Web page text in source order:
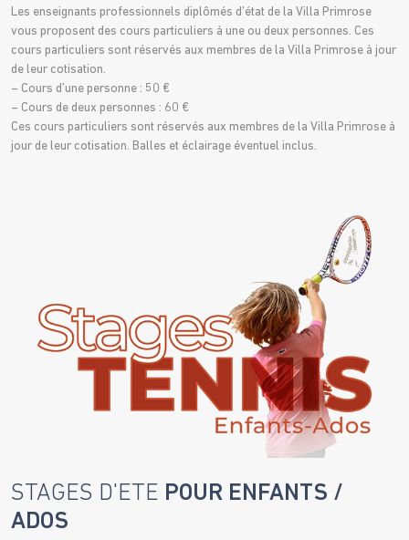
Les enseignants professionnels diplômés d’état de la Villa Primrose
vous proposent des cours particuliers à une ou deux personnes. Ces
cours particuliers sont réservés aux membres de la Villa Primrose à jour
de leur cotisation.
– Cours d’une personne : 50 €
– Cours de deux personnes : 60 €
Ces cours particuliers sont réservés aux membres de la Villa Primrose à
jour de leur cotisation. Balles et éclairage éventuel inclus.
STAGES D'ETE POUR ENFANTS /
ADOS